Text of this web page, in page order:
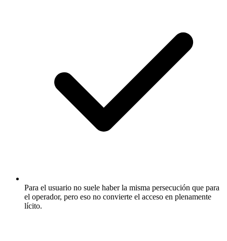
Para el usuario no suele haber la misma persecución que para
el operador, pero eso no convierte el acceso en plenamente
lícito.